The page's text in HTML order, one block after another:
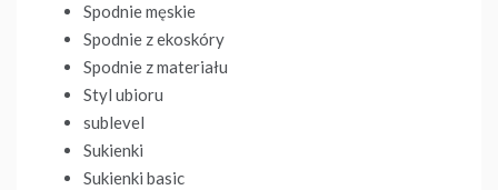
Spodnie męskie
Spodnie z ekoskóry
Spodnie z materiału
Styl ubioru
sublevel
Sukienki
Sukienki basic